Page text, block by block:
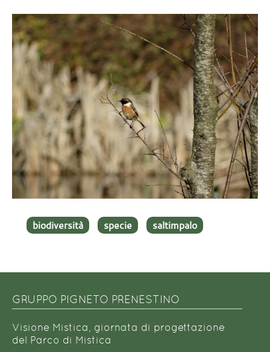
biodiversità specie saltimpalo
GRUPPO PIGNETO PRENESTINO
Visione Mistica, giornata di progettazione
del Parco di Mistica